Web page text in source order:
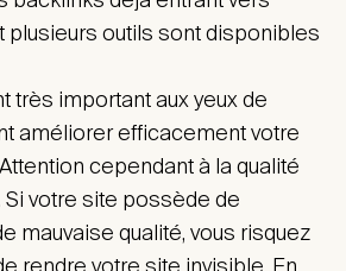
plusieurs outils sont disponibles
très important aux yeux de
améliorer efficacement votre
cependant à la qualité
votre site possède de
mauvaise qualité, vous risquez